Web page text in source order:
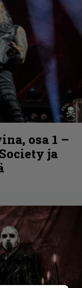
osa 1 –
ja